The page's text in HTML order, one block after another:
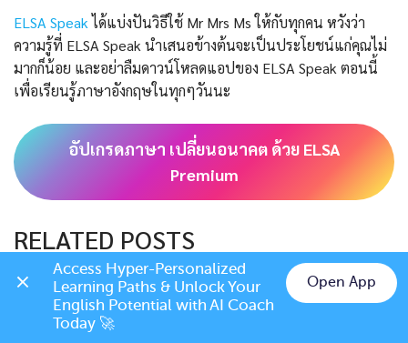
ELSA Speakได้แบ่งปันวิธีใช้ Mr Mrs Ms ให้กับทุกคน หวังว่า
ความรู้ที่ ELSA Speak นำเสนอข้างต้นจะเป็นประโยชน์แก่คุณไม่
มากก็น้อย และอย่าลืมดาวน์โหลดแอปของ ELSA Speak ตอนนี้
เพื่อเรียนรู้ภาษาอังกฤษในทุกๆวันนะ
อัปเกรดภาษา เปลี่ยนอนาคต ด้วย ELSA
Premium
RELATED POSTS
Chat on LINE
Access Hyper-Personalized
Learning Paths & Unlock Your
English Potential with AI Coach
Today 🚀
Open App